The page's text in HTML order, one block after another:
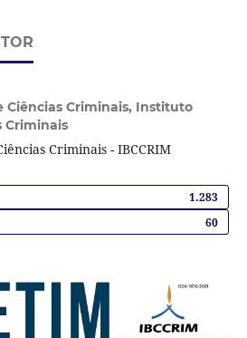
Criminais, Instituto
Criminais
Criminais - IBCCRIM
1.283
60